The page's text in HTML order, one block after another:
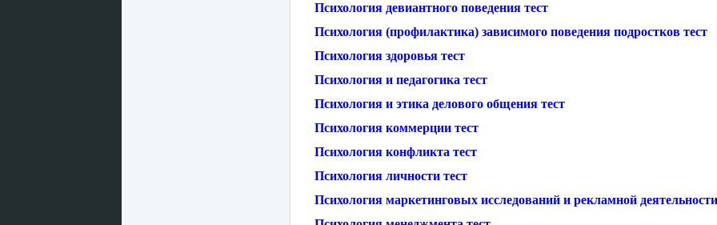
Психология девиантного поведения тест
Психология (профилактика) зависимого поведения подростков тест
Психология здоровья тест
Психология и педагогика тест
Психология и этика делового общения тест
Психология коммерции тест
Психология конфликта тест
Психология личности тест
Психология маркетинговых исследований и рекламной